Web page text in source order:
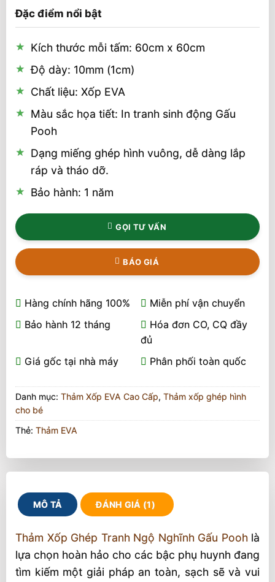
trên 5 dựa
trênđánh
giá
Đặc điểm nổi bật
Kích thước mỗi tấm: 60cm x 60cm
Độ dày: 10mm (1cm)
Chất liệu: Xốp EVA
Màu sắc họa tiết: In tranh sinh động Gấu
Pooh
Dạng miếng ghép hình vuông, dễ dàng lắp
ráp và tháo dỡ.
Bảo hành: 1 năm
GỌI TƯ VẤN
BÁO GIÁ
Hàng chính hãng 100%
Miễn phí vận chuyển
Bảo hành 12 tháng
Hóa đơn CO, CQ đầy
đủ
Giá gốc tại nhà máy
Phân phối toàn quốc
Danh mục: Thảm Xốp EVA Cao Cấp, Thảm xốp ghép hình
cho bé
Thẻ: Thảm EVA
MÔ TẢ ĐÁNH GIÁ (1)
Thảm Xốp Ghép Tranh Ngộ Nghĩnh Gấu Pooh là
lựa chọn hoàn hảo cho các bậc phụ huynh đang
tìm kiếm một giải pháp an toàn, sạch sẽ và vui